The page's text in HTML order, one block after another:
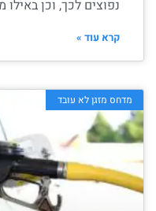
נפוצים לכך, וכן באילו
קרא עוד »
מדחס מזגן לא עובד